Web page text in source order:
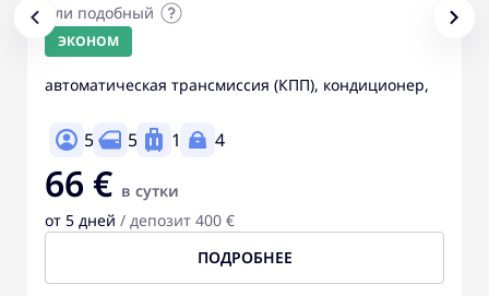
или подобный
ЭКОНОМ
автоматическая трансмиссия (КПП), кондиционер,
5 5 1 4
66 € в сутки
от 5 дней / депозит 400 €
ПОДРОБНЕЕ